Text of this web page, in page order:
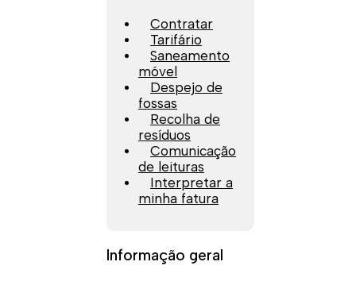
Contratar
Tarifário
Saneamento
móvel
Despejo de
fossas
Recolha de
resíduos
Comunicação
de leituras
Interpretar a
minha fatura
Informação geral